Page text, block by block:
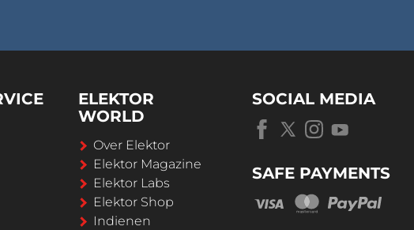
ELEKTOR
WORLD
Over Elektor
Elektor Magazine
Elektor Labs
Elektor Shop
Indienen
SOCIAL MEDIA
SAFE PAYMENTS